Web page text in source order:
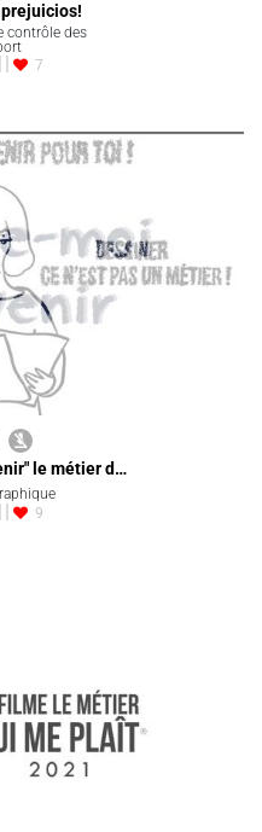
prejuicios!
contrôle des
7
le métier d…
9